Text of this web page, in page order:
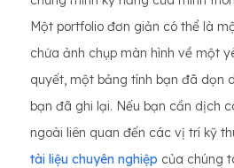
Một portfolio đơn giản có thể là
chứa ảnh chụp màn hình về một
quyết, một bảng tính bạn đã dọn
bạn đã ghi lại. Nếu bạn cần dịch
ngoài liên quan đến các vị trí kỹ
tài liệu chuyên nghiệp của chúng